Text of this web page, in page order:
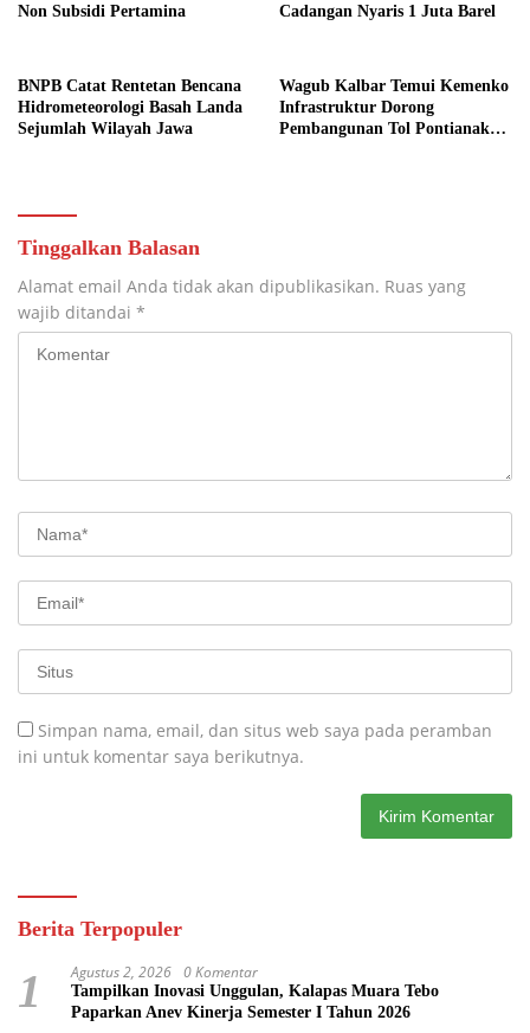
Non Subsidi Pertamina
Cadangan Nyaris 1 Juta Barel
BNPB Catat Rentetan Bencana
Hidrometeorologi Basah Landa
Sejumlah Wilayah Jawa
Wagub Kalbar Temui Kemenko
Infrastruktur Dorong
Pembangunan Tol Pontianak
Tinggalkan Balasan
Alamat email Anda tidak akan dipublikasikan. Ruas yang
wajib ditandai *
Simpan nama, email, dan situs web saya pada peramban
ini untuk komentar saya berikutnya.
Berita Terpopuler
1 Agustus 2, 2026 0 Komentar
Tampilkan Inovasi Unggulan, Kalapas Muara Tebo
Paparkan Anev Kinerja Semester I Tahun 2026